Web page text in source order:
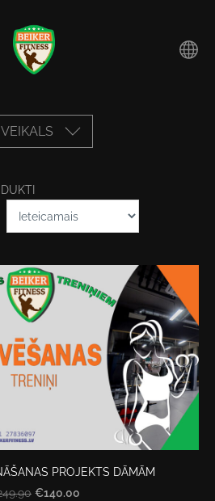
PROJEKTS DĀMĀM
€140.00